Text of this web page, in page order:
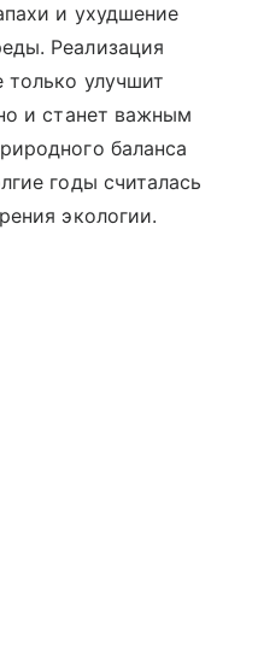
и ухудшение
Реализация
только улучшит
и станет важным
баланса
годы считалась
экологии.